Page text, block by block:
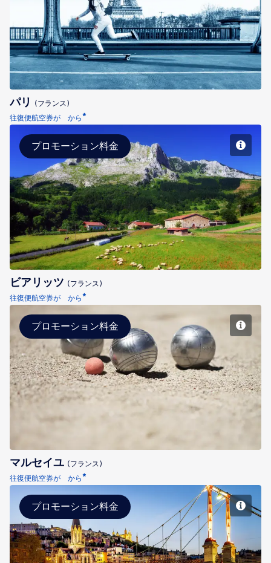
パリ
パリ
(フランス)
往復便航空券が から*
ビアリッツ
プロモーション料金
ビアリッツ (フランス)
往復便航空券が から*
マルセイユ
プロモーション料金
マルセイユ (フランス)
往復便航空券が から*
リヨン
プロモーション料金